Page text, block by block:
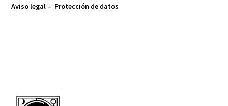
Aviso legal – Protección de datos